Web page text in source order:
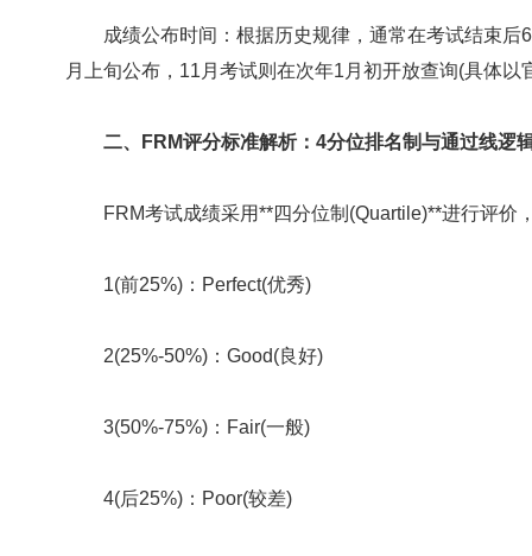
成绩公布时间：根据历史规律，通常在考试结束后
月上旬公布，11月考试则在次年1月初开放查询(具体以
二、FRM评分标准解析：4分位排名制与通过线逻
FRM考试成绩采用**四分位制(Quartile)**进行评价
1(前25%)：Perfect(优秀)
2(25%-50%)：Good(良好)
3(50%-75%)：Fair(一般)
4(后25%)：Poor(较差)